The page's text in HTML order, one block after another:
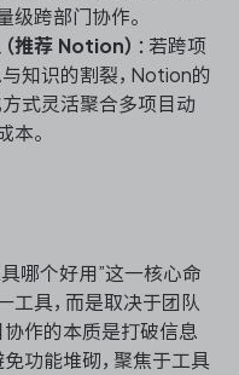
级跨部门协作。
推荐 Notion） ：若跨项
知识的割裂，Notion的
式灵活聚合多项目动
本。
哪个好用”这一核心命
工具，而是取决于团队
协作的本质是打破信息
功能堆砌，聚焦于工具